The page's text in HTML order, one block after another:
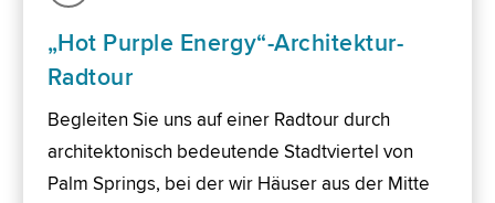
„Hot Purple Energy“-Architektur-
Radtour
Begleiten Sie uns auf einer Radtour durch
architektonisch bedeutende Stadtviertel von
Palm Springs, bei der wir Häuser aus der Mitte